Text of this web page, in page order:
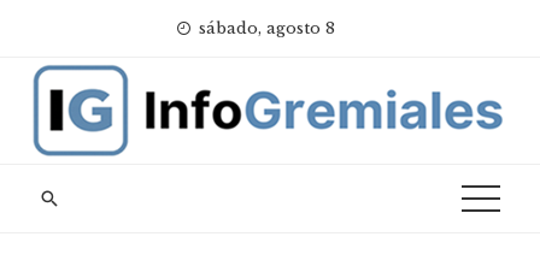
content
sábado, agosto 8